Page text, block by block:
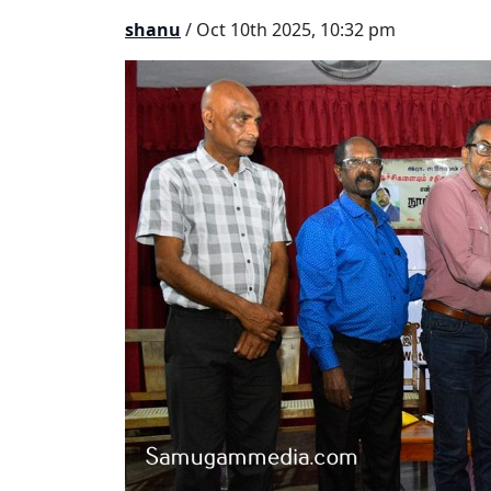
shanu / Oct 10th 2025, 10:32 pm